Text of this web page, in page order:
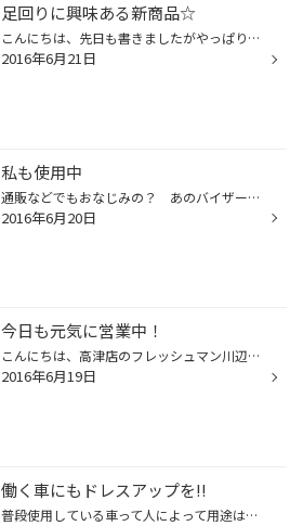
足回りに興味ある新商品☆
こんにちは、先日も書きましたがやっぱりクルマのドレスアップって ローダウン アルミ マフラーは欠かせないと思います。 今日は気になっている足回りのご紹介☆ チューニングパーツの老舗！ＨＫＳより『ハイパーマックスＧ』というサスペンションが新しく出ました。 アフターパーツとして私たち...
2016年6月21日
私も使用中
通販などでもおなじみの？ あのバイザーを私も使ってます。 先日の雨の夜は結構活躍しましたよ。 取り付けは簡単！！ サンバイザーに付けるだけです。 当店では２サイズを取り扱っております。 ねっ！ 興味がわいてきたでしょ。 ＜誕生祭＞ 大好評で開催中です！！
2016年6月20日
今日も元気に営業中！
こんにちは、高津店のフレッシュマン川辺です！ いやぁ～梅雨なのに暑い日が続きますね～！ そんな時期ですが、高津店のスタッフは暑さにも負けず爽やか笑顔で頑張っています！ タイヤ館は今年で誕生25周年になります。 スタッフがハッピを着て旗を振っていますので、見かけた方は手を振って頂ける...
2016年6月19日
働く車にもドレスアップを!!
普段使用している車って人によって用途は違いますよね 例えば週末使ってたり、仕事で使ったり 自分は通勤で車を使ってますがアルミを一目惚れし財布にお金があったのでノリで買っちゃいましたww それは置いといて仕事で使う車って言えばエブリィやハイエースですよね そんなお車に合うアルミホイー...